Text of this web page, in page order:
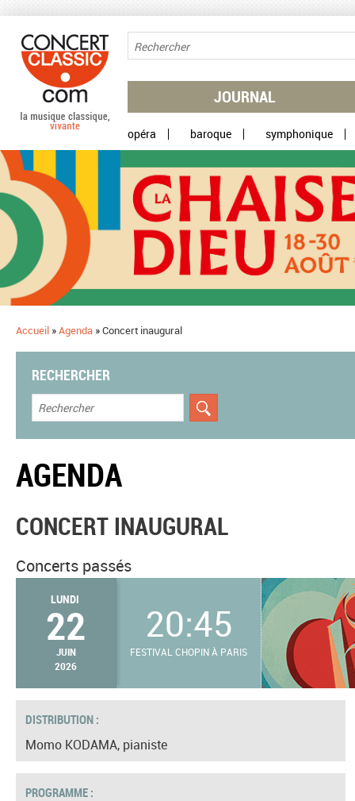
JOURNAL
opéra baroque symphonique
Accueil »Agenda »Concert inaugural
RECHERCHER
AGENDA
CONCERT INAUGURAL
Concerts passés
LUNDI
22
JUIN
2026
20:45
FESTIVAL CHOPIN À PARIS
DISTRIBUTION :
Momo KODAMA, pianiste
PROGRAMME :